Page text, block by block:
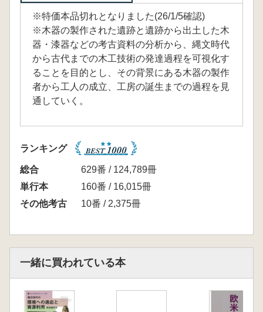
※特価本品切れとなりました(26/1/5確認)
※木器の製作された遺跡と遺跡から出土した木
器・漆器などの考古資料の分析から、縄文時代
から古代までの木工技術の発達過程を可視化す
ることを目的とし、その背景にある木器の製作
者から工人の成立、工房の誕生までの過程を見
通していく。
ランキング
総合
629番 / 124,789冊
単行本
160番 / 16,015冊
その他考古
10番 / 2,375冊
一緒に買われている本